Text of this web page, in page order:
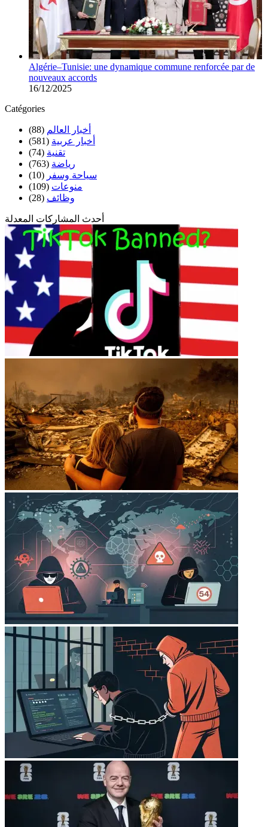
Algérie–Tunisie: une dynamique commune renforcée par de
nouveaux accords
16/12/2025
Catégories
أخبار العالم (88)
أخبار عربية (581)
تقنية (74)
رياضة (763)
سياحة وسفر (10)
منوعات (109)
وظائف (28)
أحدث المشاركات المعدلة